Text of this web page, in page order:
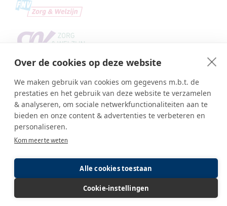
Over de cookies op deze website
We maken gebruik van cookies om gegevens m.b.t. de
prestaties en het gebruik van deze website te verzamelen
& analyseren, om sociale netwerkfunctionaliteiten aan te
bieden en onze content & advertenties te verbeteren en
personaliseren.
Kom meer te weten
Alle cookies toestaan
Cookie-instellingen
Copyright © SBA Web 2026
Ambasco webdesign